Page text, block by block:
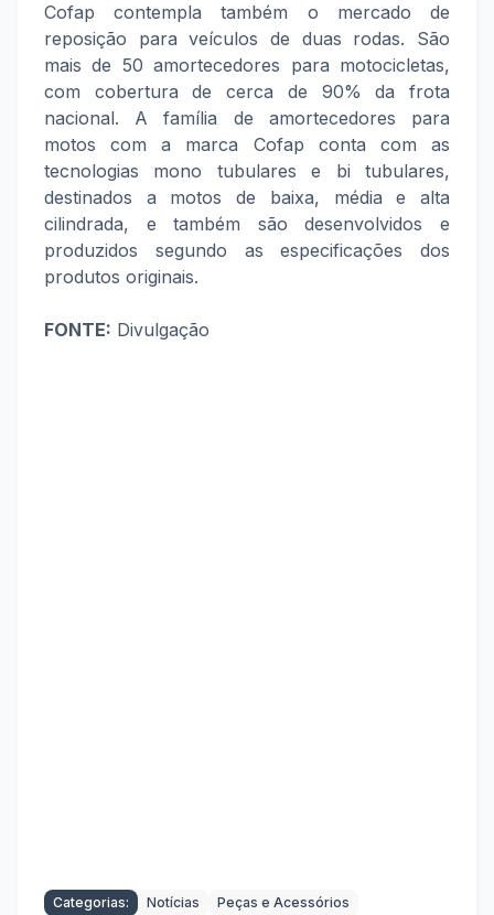
Cofap contempla também o mercado de
reposição para veículos de duas rodas. São
mais de 50 amortecedores para motocicletas,
com cobertura de cerca de 90% da frota
nacional. A família de amortecedores para
motos com a marca Cofap conta com as
tecnologias mono tubulares e bi tubulares,
destinados a motos de baixa, média e alta
cilindrada, e também são desenvolvidos e
produzidos segundo as especificações dos
produtos originais.
FONTE: Divulgação
Categorias: Notícias Peças e Acessórios